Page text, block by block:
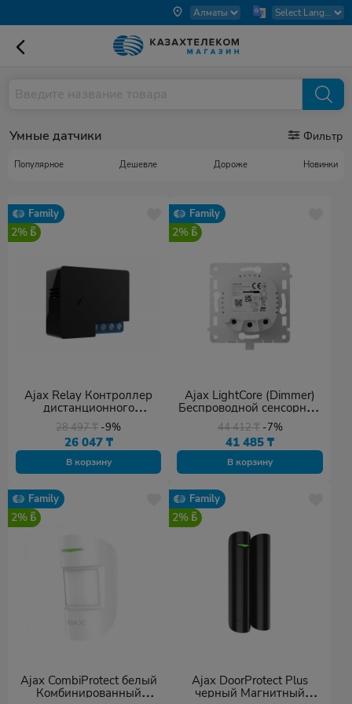
Умные датчики Фильтр
Популярное Дешевле Дороже Новинки
Family
2%
Ajax Relay Контроллер
дистанционного
управления
28 497₸ -9%
26 047 ₸
В корзину
Family
2%
Ajax LightCore (Dimmer)
Беспроводной сенсорный
выключатель света с
кроссовером
44 412₸ -7%
41 485₸
В корзину
Family
2%
Ajax CombiProtect белый
Комбинированный
Family
2%
Ajax DoorProtect Plus
черный Магнитный